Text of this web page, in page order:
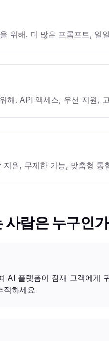
위해. 더 많은 프롬프트, 일
해. API 액세스, 우선 지원,
원, 무제한 기능, 맞춤형 통
람은 누구인
AI 플랫폼이 잠재 고객에게
적하세요.